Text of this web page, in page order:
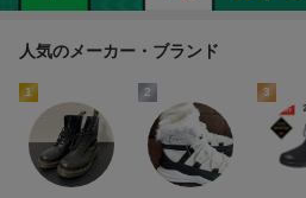
人気のメーカー・ブランド
1 2 3